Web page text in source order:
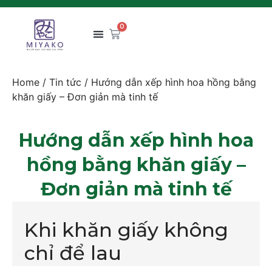
0
Home / Tin tức / Hướng dẫn xếp hình hoa hồng bằng
khăn giấy – Đơn giản mà tinh tế
Hướng dẫn xếp hình hoa
hồng bằng khăn giấy –
Đơn giản mà tinh tế
Khi khăn giấy không
chỉ để lau